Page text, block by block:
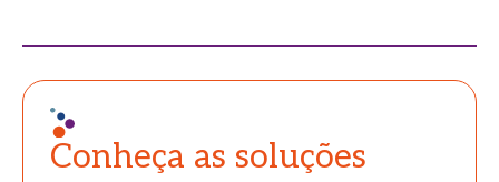
Conheça as soluções